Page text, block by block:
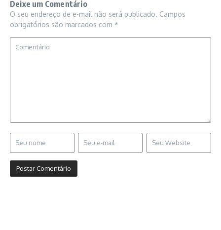
Deixe um Comentário
O seu endereço de e-mail não será publicado. Campos
obrigatórios são marcados com *